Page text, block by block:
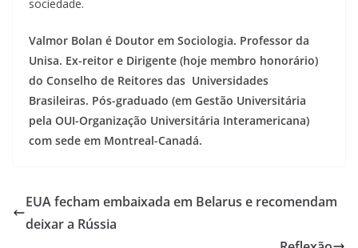
sociedade.
Valmor Bolan é Doutor em Sociologia. Professor da
Unisa. Ex-reitor e Dirigente (hoje membro honorário)
do Conselho de Reitores das Universidades
Brasileiras. Pós-graduado (em Gestão Universitária
pela OUI-Organização Universitária Interamericana)
com sede em Montreal-Canadá.
EUA fecham embaixada em Belarus e recomendam
deixar a Rússia